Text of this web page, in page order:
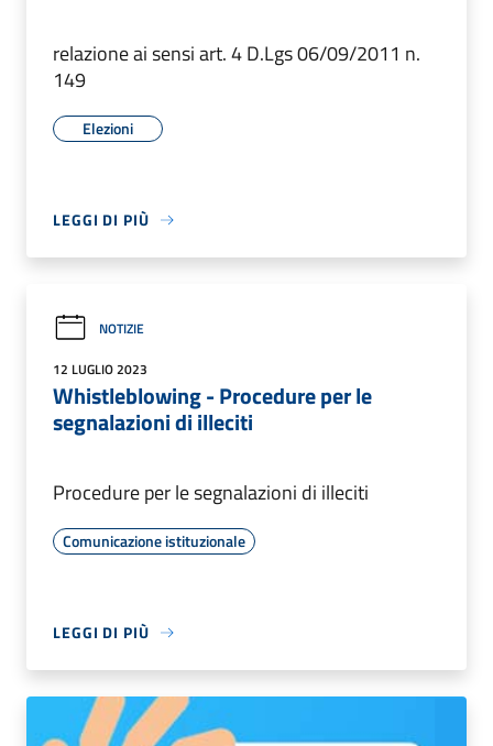
relazione ai sensi art. 4 D.Lgs 06/09/2011 n.
149
Elezioni
LEGGI DI PIÙ
NOTIZIE
12 LUGLIO 2023
Whistleblowing - Procedure per le
segnalazioni di illeciti
Procedure per le segnalazioni di illeciti
Comunicazione istituzionale
LEGGI DI PIÙ